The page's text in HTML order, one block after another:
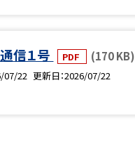
信１号 PDF (170 KB)
07/22 更新日 2026/07/22